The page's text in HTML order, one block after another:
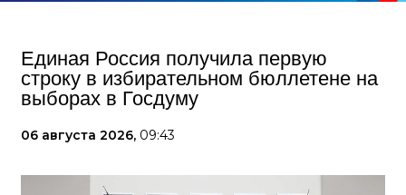
Единая Россия получила первую
строку в избирательном бюллетене на
выборах в Госдуму
06 августа 2026, 09:43